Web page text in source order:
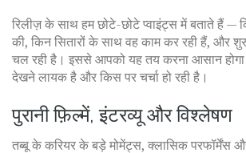
रिलीज़ के साथ हम छोटे-छोटे प्वाइंट्स में बताते हैं —
की, किन सितारों के साथ वह काम कर रही हैं, और
चल रही है। इससे आपको यह तय करना आसान
देखने लायक है और किस पर चर्चा हो रही है।
पुरानी फ़िल्में, इंटरव्यू और विश्लेषण
तब्बू के करियर के बड़े मोमेंट्स, क्लासिक परफॉर्मेंस